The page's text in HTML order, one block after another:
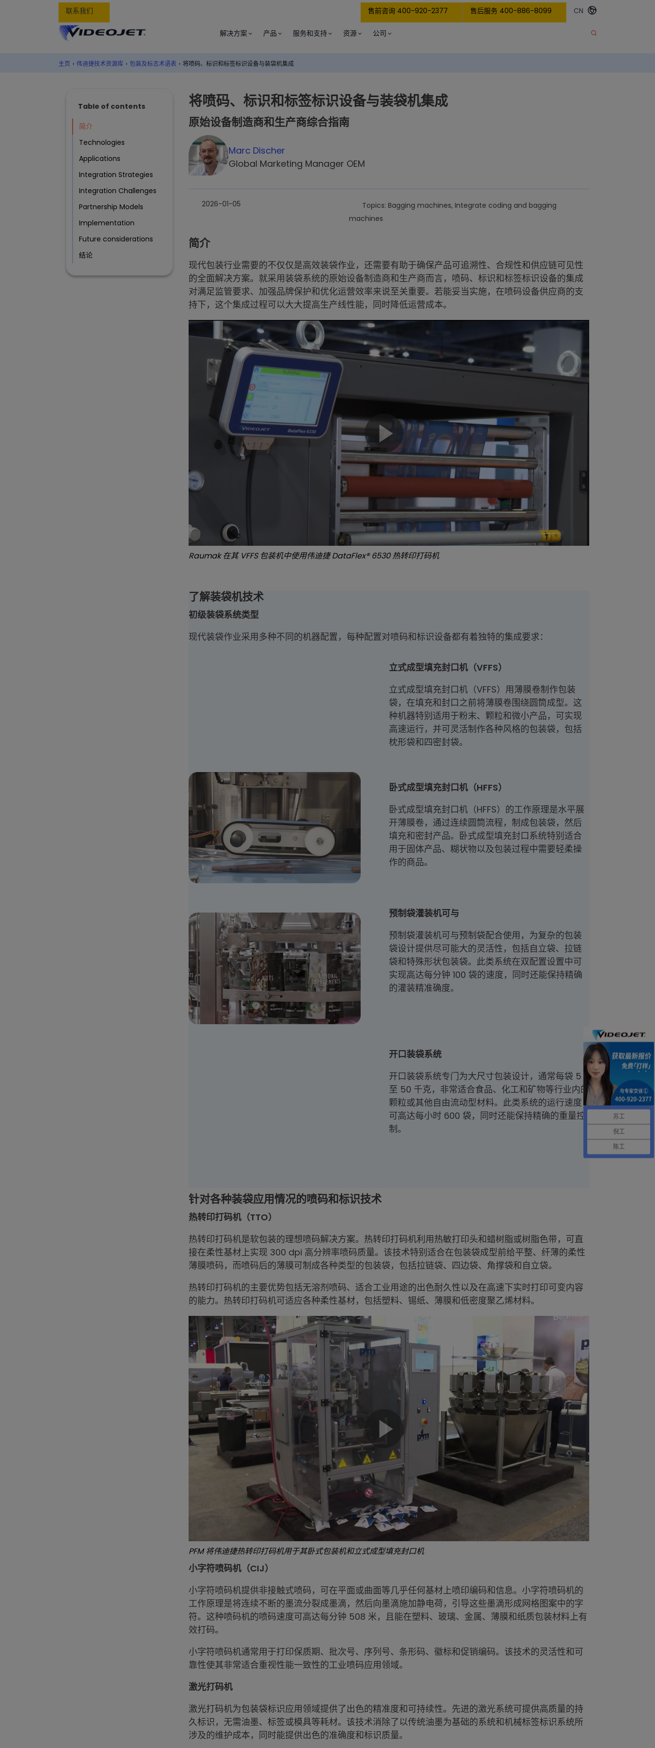
联系我们 售前咨询 400-920-2377 售后服务 400-886-8099 CN
解决方案 产品 服务和支持 资源 公司
主页 › 伟迪捷技术资源库 › 包装及标志术语表 › 将喷码、标识和标签标识设备与装袋机集成
Table of contents
简介
Technologies
Applications
Integration Strategies
Integration Challenges
Partnership Models
Implementation
Future considerations
结论
将喷码、标识和标签标识设备与装袋机集成
原始设备制造商和生产商综合指南
Marc Discher
Global Marketing Manager OEM
2026-01-05
Topics: Bagging machines, Integrate coding and bagging
machines
简介
现代包装行业需要的不仅仅是高效装袋作业，还需要有助于确保产品可追溯性、合规性和供应链可见性
的全面解决方案。就采用装袋系统的原始设备制造商和生产商而言，喷码、标识和标签标识设备的集成
对满足监管要求、加强品牌保护和优化运营效率来说至关重要。若能妥当实施，在喷码设备供应商的支
持下，这个集成过程可以大大提高生产线性能，同时降低运营成本。
Raumak 在其 VFFS 包装机中使用伟迪捷 DataFlex® 6530 热转印打码机
了解装袋机技术
初级装袋系统类型
现代装袋作业采用多种不同的机器配置，每种配置对喷码和标识设备都有着独特的集成要求：
立式成型填充封口机（VFFS）
立式成型填充封口机（VFFS）用薄膜卷制作包装
袋，在填充和封口之前将薄膜卷围绕圆筒成型。这
种机器特别适用于粉末、颗粒和微小产品，可实现
高速运行，并可灵活制作各种风格的包装袋，包括
枕形袋和四密封袋。
卧式成型填充封口机（HFFS）
卧式成型填充封口机（HFFS）的工作原理是水平展
开薄膜卷，通过连续圆筒流程，制成包装袋，然后
填充和密封产品。卧式成型填充封口系统特别适合
用于固体产品、糊状物以及包装过程中需要轻柔操
作的商品。
预制袋灌装机可与
预制袋灌装机可与预制袋配合使用，为复杂的包装
袋设计提供尽可能大的灵活性，包括自立袋、拉链
袋和特殊形状包装袋。此类系统在双配置设置中可
实现高达每分钟 100 袋的速度，同时还能保持精确
的灌装精准确度。
开口装袋系统
开口装袋系统专门为大尺寸包装设计，通常每袋 5
至 50 千克，非常适合食品、化工和矿物等行业内的
颗粒或其他自由流动型材料。此类系统的运行速度
可高达每小时 600 袋，同时还能保持精确的重量控
制。
针对各种装袋应用情况的喷码和标识技术
热转印打码机（TTO）
热转印打码机是软包装的理想喷码解决方案。热转印打码机利用热敏打印头和蜡树脂或树脂色带，可直
接在柔性基材上实现 300 dpi 高分辨率喷码质量。该技术特别适合在包装袋成型前给平整、纤薄的柔性
薄膜喷码，而喷码后的薄膜可制成各种类型的包装袋，包括拉链袋、四边袋、角撑袋和自立袋。
热转印打码机的主要优势包括无溶剂喷码、适合工业用途的出色耐久性以及在高速下实时打印可变内容
的能力。热转印打码机可适应各种柔性基材，包括塑料、锡纸、薄膜和低密度聚乙烯材料。
PFM 将伟迪捷热转印打码机用于其卧式包装机和立式成型填充封口机
小字符喷码机（CIJ）
小字符喷码机提供非接触式喷码，可在平面或曲面等几乎任何基材上喷印编码和信息。小字符喷码机的
工作原理是将连续不断的墨流分裂成墨滴，然后向墨滴施加静电荷，引导这些墨滴形成网格图案中的字
符。这种喷码机的喷码速度可高达每分钟 508 米，且能在塑料、玻璃、金属、薄膜和纸质包装材料上有
效打码。
小字符喷码机通常用于打印保质期、批次号、序列号、条形码、徽标和促销编码。该技术的灵活性和可
靠性使其非常适合重视性能一致性的工业喷码应用领域。
激光打码机
激光打码机为包装袋标识应用领域提供了出色的精准度和可持续性。先进的激光系统可提供高质量的持
久标识，无需油墨、标签或模具等耗材。该技术消除了以传统油墨为基础的系统和机械标签标识系统所
涉及的维护成本，同时能提供出色的准确度和标识质量。
苏工
倪工
陈工